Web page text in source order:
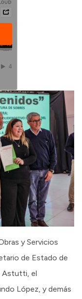
y Servicios
de Estado de
Astutti, el
López, y demás